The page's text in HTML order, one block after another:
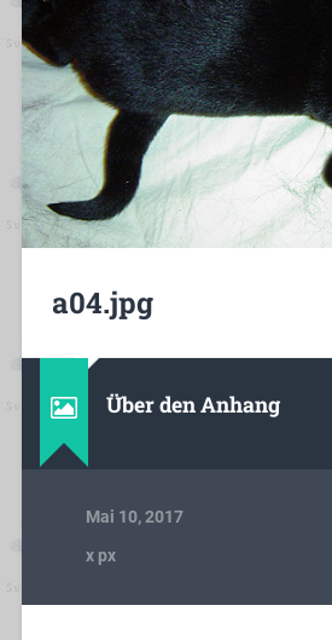
a04.jpg
Über den Anhang
Mai 10, 2017
xpx